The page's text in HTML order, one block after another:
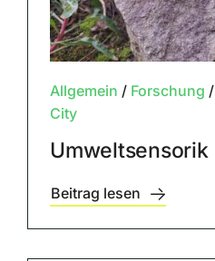
Allgemein / Forschung /
City
Umweltsensorik
Beitrag lesen